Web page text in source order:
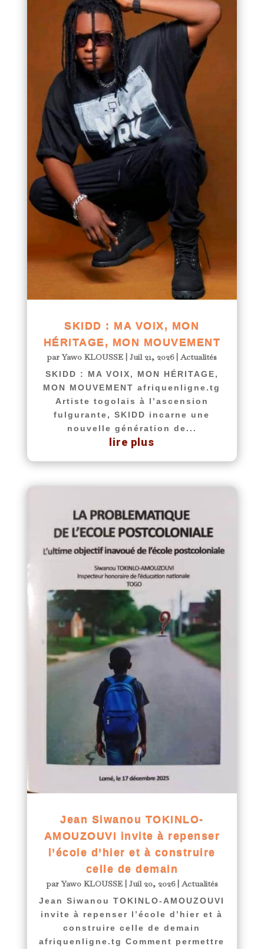
SKIDD : MA VOIX, MON
HÉRITAGE, MON MOUVEMENT
parYawo KLOUSSE |Juil 21, 2026|Actualités
SKIDD : MA VOIX, MON HÉRITAGE,
MON MOUVEMENT afriquenligne.tg
Artiste togolais à l’ascension
fulgurante, SKIDD incarne une
nouvelle génération de...
lire plus
Jean Siwanou TOKINLO-
AMOUZOUVI invite à repenser
l’école d’hier et à construire
celle de demain
parYawo KLOUSSE| Juil 20, 2026|Actualités
Jean Siwanou TOKINLO-AMOUZOUVI
invite à repenser l’école d’hier et à
construire celle de demain
afriquenligne.tg Comment permettre